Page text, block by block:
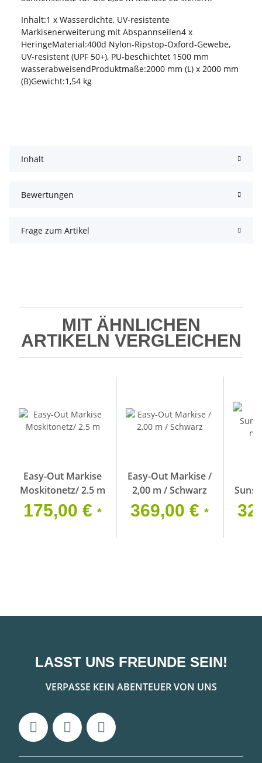
Inhalt:1 x Wasserdichte, UV-resistente
Markisenerweiterung mit Abspannseilen4 x
HeringeMaterial:400d Nylon-Ripstop-Oxford-Gewebe,
UV-resistent (UPF 50+), PU-beschichtet 1500 mm
wasserabweisendProduktmaße:2000 mm (L) x 2000 mm
(B)Gewicht:1,54 kg
Inhalt
Bewertungen
Frage zum Artikel
MIT ÄHNLICHEN
ARTIKELN VERGLEICHEN
Easy-Out Markise
Moskitonetz/ 2.5 m
175,00 € *
Easy-Out Markise /
2,00 m / Schwarz
369,00 € *
LASST UNS FREUNDE SEIN!
VERPASSE KEIN ABENTEUER VON UNS